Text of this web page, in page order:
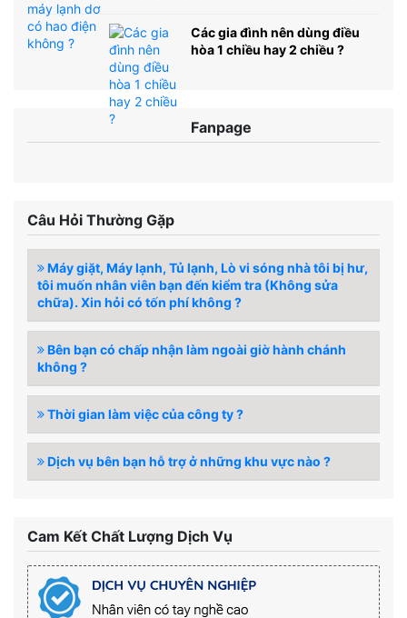
Các gia đình nên dùng điều
hòa 1 chiều hay 2 chiều ?
Fanpage
Câu Hỏi Thường Gặp
Máy giặt, Máy lạnh, Tủ lạnh, Lò vi sóng nhà tôi bị hư,
tôi muốn nhân viên bạn đến kiểm tra (Không sửa
chữa). Xin hỏi có tốn phí không ?
Bên bạn có chấp nhận làm ngoài giờ hành chánh
không ?
Thời gian làm việc của công ty ?
Dịch vụ bên bạn hỗ trợ ở những khu vực nào ?
Cam Kết Chất Lượng Dịch Vụ